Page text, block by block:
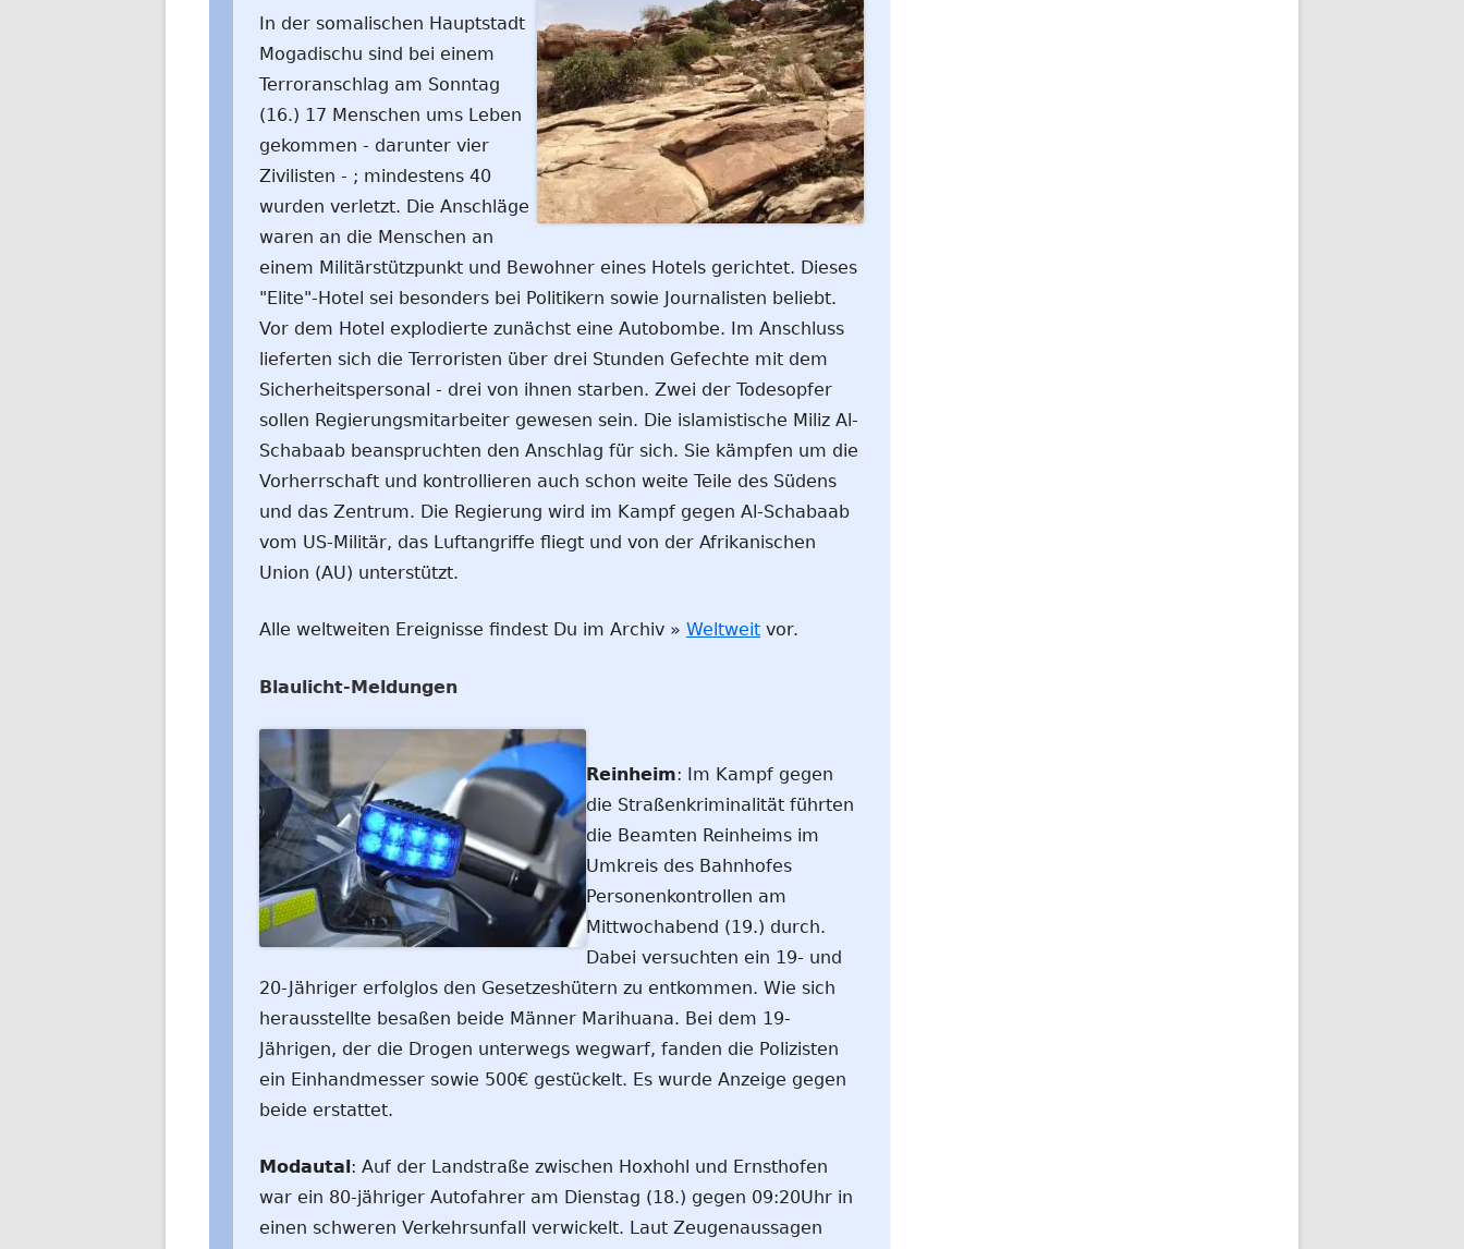
In der somalischen Hauptstadt
Mogadischu sind bei einem
Terroranschlag am Sonntag
(16.) 17 Menschen ums Leben
gekommen - darunter vier
Zivilisten - ; mindestens 40
wurden verletzt. Die Anschläge
waren an die Menschen an
einem Militärstützpunkt und Bewohner eines Hotels gerichtet. Dieses
"Elite"-Hotel sei besonders bei Politikern sowie Journalisten beliebt.
Vor dem Hotel explodierte zunächst eine Autobombe. Im Anschluss
lieferten sich die Terroristen über drei Stunden Gefechte mit dem
Sicherheitspersonal - drei von ihnen starben. Zwei der Todesopfer
sollen Regierungsmitarbeiter gewesen sein. Die islamistische Miliz Al-
Schabaab beanspruchten den Anschlag für sich. Sie kämpfen um die
Vorherrschaft und kontrollieren auch schon weite Teile des Südens
und das Zentrum. Die Regierung wird im Kampf gegen Al-Schabaab
vom US-Militär, das Luftangriffe fliegt und von der Afrikanischen
Union (AU) unterstützt.
Alle weltweiten Ereignisse findest Du im Archiv » Weltweit vor.
Blaulicht-Meldungen
Reinheim: Im Kampf gegen
die Straßenkriminalität führten
die Beamten Reinheims im
Umkreis des Bahnhofes
Personenkontrollen am
Mittwochabend (19.) durch.
Dabei versuchten ein 19- und
20-Jähriger erfolglos den Gesetzeshütern zu entkommen. Wie sich
herausstellte besaßen beide Männer Marihuana. Bei dem 19-
Jährigen, der die Drogen unterwegs wegwarf, fanden die Polizisten
ein Einhandmesser sowie 500€ gestückelt. Es wurde Anzeige gegen
beide erstattet.
Modautal: Auf der Landstraße zwischen Hoxhohl und Ernsthofen
war ein 80-jähriger Autofahrer am Dienstag (18.) gegen 09:20Uhr in
einen schweren Verkehrsunfall verwickelt. Laut Zeugenaussagen